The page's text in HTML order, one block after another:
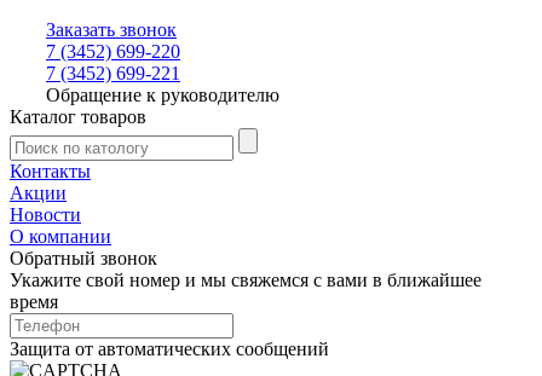
Заказать звонок
7 (3452) 699-220
7 (3452) 699-221
Обращение к руководителю
Каталог товаров
Контакты
Акции
Новости
О компании
Обратный звонок
Укажите свой номер и мы свяжемся с вами в ближайшее
время
Защита от автоматических сообщений